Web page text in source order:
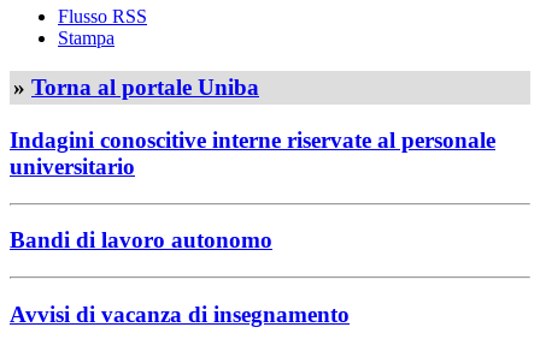
Flusso RSS
Stampa
» Torna al portale Uniba
Indagini conoscitive interne riservate al personale
universitario
Bandi di lavoro autonomo
Avvisi di vacanza di insegnamento